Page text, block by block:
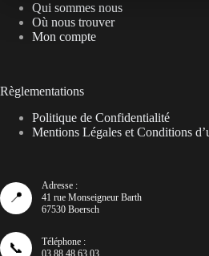
Qui sommes nous
Où nous trouver
Mon compte
Règlementations
Politique de Confidentialité
Mentions Légales et Conditions
📍
Adresse :
41 rue Monseigneur Barth
67530 Boersch
📞
Téléphone :
03 88 48 63 03